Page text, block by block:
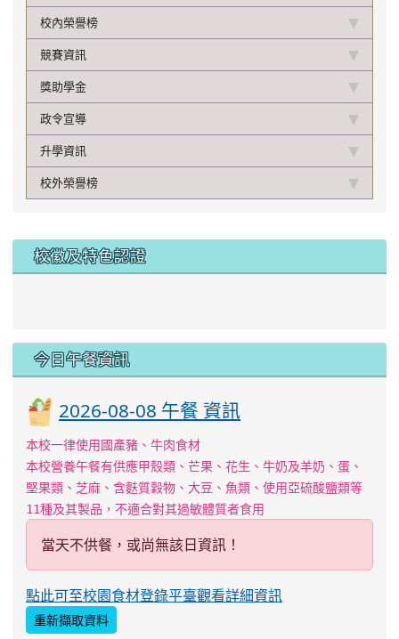
校內榮譽榜
競賽資訊
獎助學金
政令宣導
升學資訊
校外榮譽榜
校徽及特色認證
今日午餐資訊
2026-08-08 午餐 資訊
本校一律使用國產豬、牛肉食材
本校營養午餐有供應甲殼類、芒果、花生、牛奶及羊奶、蛋、
堅果類、芝麻、含麩質穀物、大豆、魚類、使用亞硫酸鹽類等
11種及其製品，不適合對其過敏體質者食用
當天不供餐，或尚無該日資訊！
點此可至校園食材登錄平臺觀看詳細資訊
重新擷取資料